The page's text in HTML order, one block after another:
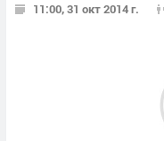
11:00, 31 окт 2014 г.